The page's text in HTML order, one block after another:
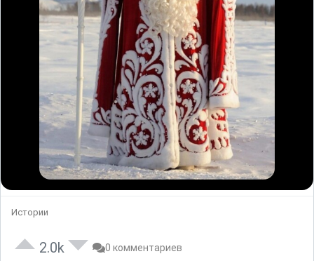
Истории
2.0k 0 комментариев